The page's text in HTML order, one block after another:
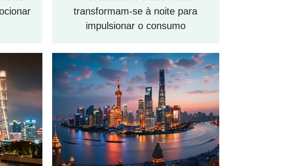
transformam-se à noite para
impulsionar o consumo